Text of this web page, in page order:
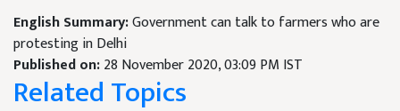
English Summary:Government can talk to farmers who are
protesting in Delhi
Published on:28 November 2020, 03:09 PM IST
Related Topics